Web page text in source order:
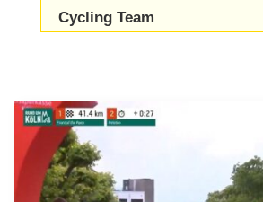
Cycling Team